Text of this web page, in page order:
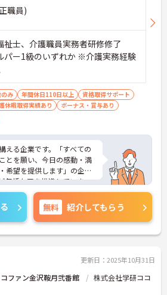
職員)
士、介護職員実務者研修修了
パー1級のいずれか ※介護実務経験
のみ 年間休日110日以上
資格取得サポート
休暇取得実績あり
ボーナス・賞与あり
える企業です。「すべての
とを願い、今日の感動・満
希望を提供します」の企業
包括ケアを推進していま
接対策ポイントなど、さら
すのでお気軽にご相談くだ
無料 紹介してもらう
更新日：2025年10月31日
ファン金沢鞍月弐番館
株式会社学研ココ